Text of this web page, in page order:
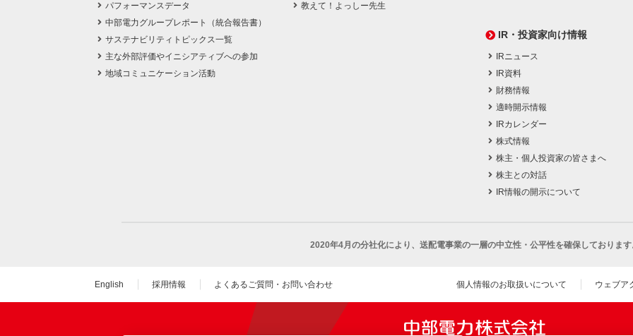
パフォーマンスデータ
中部電力グループレポート（統合報告書）
サステナビリティトピックス一覧
主な外部評価やイニシアティブへの参加
地域コミュニケーション活動
教えて！よっしー先生
IR・投資家向け情報
IRニュース
IR資料
財務情報
適時開示情報
IRカレンダー
株式情報
株主・個人投資家の皆さまへ
株主との対話
IR情報の開示について
2020年4月の分社化により、 送配電事業の一層の中立性・公平性を確保しております
English 採用情報 よくあるご質問・お問い合わせ 個人情報のお取扱いについて ウェブア